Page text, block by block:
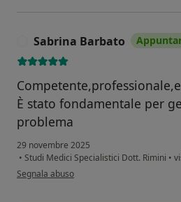
Sabrina Barbato
È stato fondamentale per
problema
29 novembre 2025
• Studi Medici Specialistici Dott. Rimini •
secondo l'opinione dell'utente Sabrina
Segnala abuso